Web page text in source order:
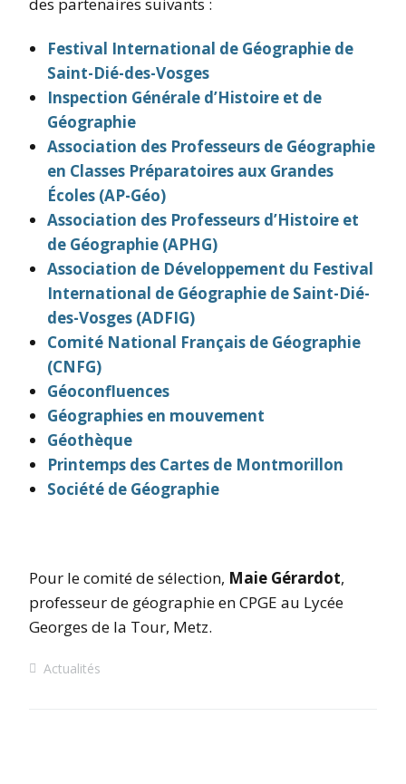
Festival International de Géographie de
Saint-Dié-des-Vosges
Inspection Générale d’Histoire et de
Géographie
Association des Professeurs de Géographie
en Classes Préparatoires aux Grandes
Écoles (AP-Géo)
Association des Professeurs d’Histoire et
de Géographie (APHG)
Association de Développement du Festival
International de Géographie de Saint-Dié-
des-Vosges (ADFIG)
Comité National Français de Géographie
(CNFG)
Géoconfluences
Géographies en mouvement
Géothèque
Printemps des Cartes de Montmorillon
Société de Géographie
Pour le comité de sélection, Maie Gérardot,
professeur de géographie en CPGE au Lycée
Georges de la Tour, Metz.
Actualités